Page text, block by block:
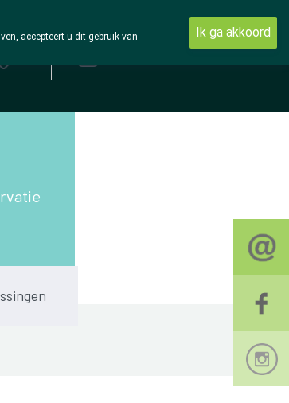
accepteert u dit gebruik van
Ik ga akkoord